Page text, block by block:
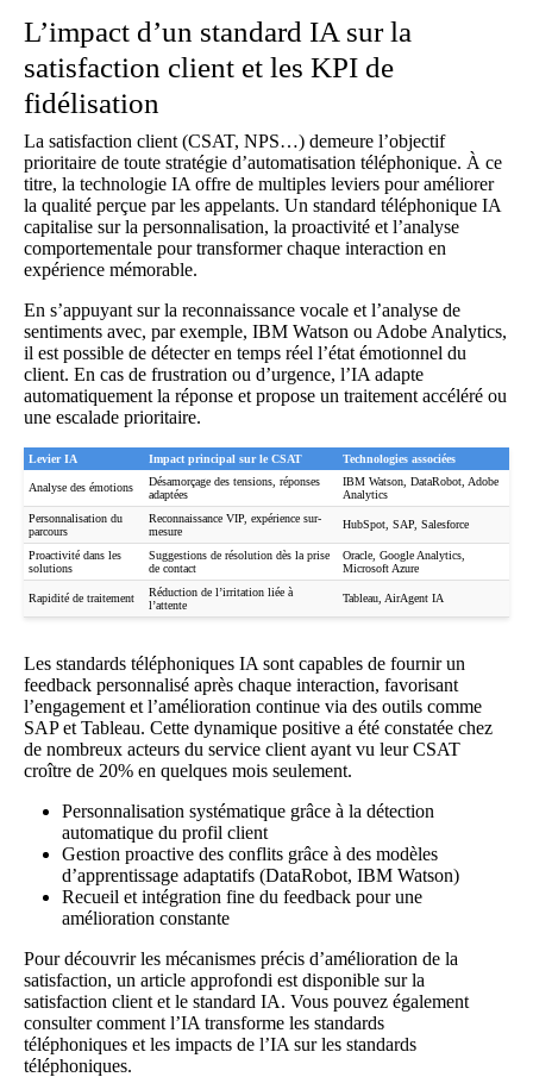
L’impact d’un standard IA sur la
satisfaction client et les KPI de
fidélisation
La satisfaction client (CSAT, NPS…) demeure l’objectif
prioritaire de toute stratégie d’automatisation téléphonique. À ce
titre, la technologie IA offre de multiples leviers pour améliorer
la qualité perçue par les appelants. Un standard téléphonique IA
capitalise sur la personnalisation, la proactivité et l’analyse
comportementale pour transformer chaque interaction en
expérience mémorable.
En s’appuyant sur la reconnaissance vocale et l’analyse de
sentiments avec, par exemple, IBM Watson ou Adobe Analytics,
il est possible de détecter en temps réel l’état émotionnel du
client. En cas de frustration ou d’urgence, l’IA adapte
automatiquement la réponse et propose un traitement accéléré ou
une escalade prioritaire.
Levier IA Impact principal sur le CSAT Technologies associées
Analyse des émotions
Désamorçage des tensions, réponses
adaptées
IBM Watson, DataRobot, Adobe
Analytics
Personnalisation du
parcours
Reconnaissance VIP, expérience sur-
mesure
HubSpot, SAP, Salesforce
Proactivité dans les
solutions
Suggestions de résolution dès la prise
de contact
Oracle, Google Analytics,
Microsoft Azure
Rapidité de traitement
Réduction de l’irritation liée à
l’attente
Tableau, AirAgent IA
Les standards téléphoniques IA sont capables de fournir un
feedback personnalisé après chaque interaction, favorisant
l’engagement et l’amélioration continue via des outils comme
SAP et Tableau. Cette dynamique positive a été constatée chez
de nombreux acteurs du service client ayant vu leur CSAT
croître de 20% en quelques mois seulement.
Personnalisation systématique grâce à la détection
automatique du profil client
Gestion proactive des conflits grâce à des modèles
d’apprentissage adaptatifs (DataRobot, IBM Watson)
Recueil et intégration fine du feedback pour une
amélioration constante
Pour découvrir les mécanismes précis d’amélioration de la
satisfaction, un article approfondi est disponible surla
satisfaction client et le standard IA. Vous pouvez également
consultercomment l’IA transforme les standards
téléphoniques et les impacts de l’IA sur les standards
téléphoniques.